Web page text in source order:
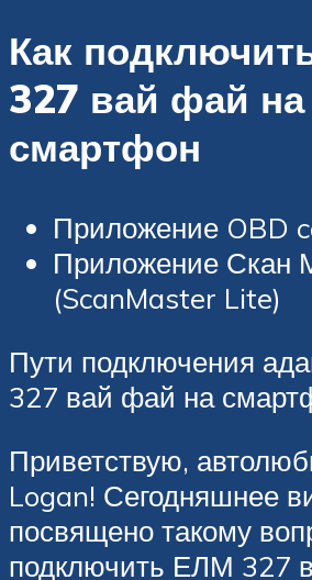
Как
327 вай фай на
смартфон
Приложение OBD
Приложение Скан
(ScanMaster Lite)
Пути подключения
327 вай фай на
Приветствую,
Logan! Сегодняшнее
посвящено такому
подключить ЕЛМ 327